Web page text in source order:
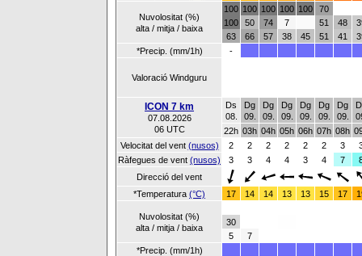
Nuvolositat (%)
alta / mitja / baixa
100
100
63
100
50
66
100
74
57
100
7
38
100
45
70
51
51
48
41
*Precip. (mm/1h)
-
Valoració Windguru
ICON 7 km
07.08.2026
06 UTC
Ds
08.
Dg
09.
Dg
09.
Dg
09.
Dg
09.
Dg
09.
Dg
09.
22h 03h 04h 05h 06h 07h 08h
Velocitat del vent (nusos) 2 2 2 2 2 2 3
Ràfegues de vent (nusos) 3 3 4 4 3 4 7
Direcció del vent
*Temperatura (°C) 17 14 14 13 13 15 17
Nuvolositat (%)
alta / mitja / baixa
30
5
7
*Precip. (mm/1h)